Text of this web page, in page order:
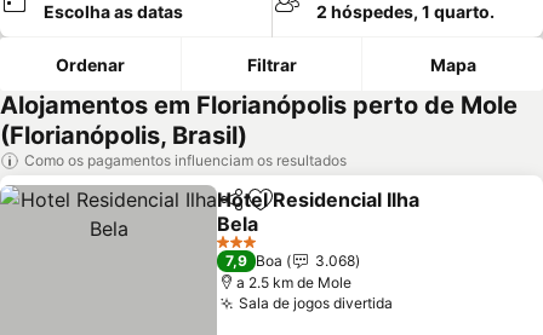
Escolha as datas 2 hóspedes, 1 quarto.
Ordenar Filtrar Mapa
Alojamentos em Florianópolis perto de Mole
(Florianópolis, Brasil)
Como os pagamentos influenciam os resultados
PartilharAdicionar aos favoritos
Hotel Residencial Ilha
Bela
Ver preços
3 Estrelas
7,9 Boa
3.068
a 2.5 km de Mole
Sala de jogos divertida